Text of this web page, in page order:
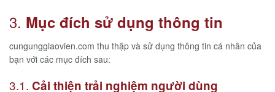
3. Mục đích sử dụng thông tin
cungunggiaovien.com thu thập và sử dụng thông tin cá nhân của
bạn với các mục đích sau:
3.1. Cải thiện trải nghiệm người dùng